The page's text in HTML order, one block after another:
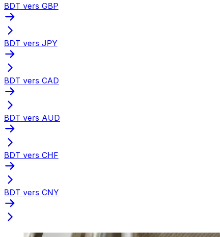
BDT vers GBP
BDT vers JPY
BDT vers CAD
BDT vers AUD
BDT vers CHF
BDT vers CNY